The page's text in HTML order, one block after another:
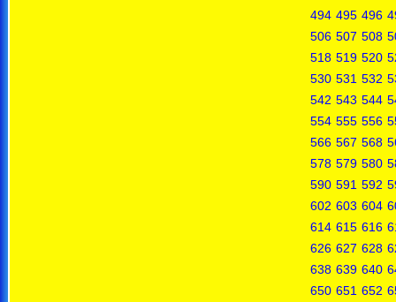
494 495 496
506 507 508
518 519 520
530 531 532
542 543 544
554 555 556
566 567 568
578 579 580
590 591 592
602 603 604
614 615 616
626 627 628
638 639 640
650 651 652